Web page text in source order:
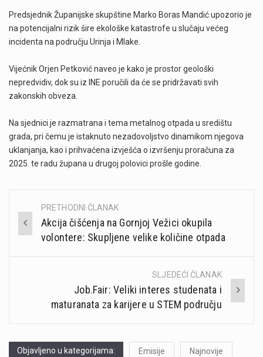
Predsjednik Županijske skupštine Marko Boras Mandić upozorio je
na potencijalni rizik šire ekološke katastrofe u slučaju većeg
incidenta na području Urinja i Mlake.
Vijećnik Orjen Petković naveo je kako je prostor geološki
nepredvidiv, dok su iz INE poručili da će se pridržavati svih
zakonskih obveza.
Na sjednici je razmatrana i tema metalnog otpada u središtu
grada, pri čemu je istaknuto nezadovoljstvo dinamikom njegova
uklanjanja, kao i prihvaćena izvješća o izvršenju proračuna za
2025. te radu župana u drugoj polovici prošle godine.
Post
navigation
PRETHODNI ČLANAK
Akcija čišćenja na Gornjoj Vežici okupila
volontere: Skupljene velike količine otpada
SLJEDEĆI ČLANAK
Job.Fair: Veliki interes studenata i
maturanata za karijere u STEM području
Objavljeno u kategorijama: Emisije Najnovije